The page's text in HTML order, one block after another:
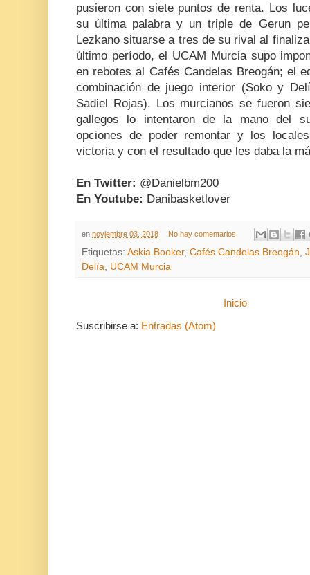
pusieron con siete puntos de renta. Los
su última palabra y un triple de Gerun
Lezkano situarse a tres de su rival al
último período, el UCAM Murcia supo
en rebotes al Cafés Candelas Breogán; el
combinación de juego interior (Soko y
Sadiel Rojas). Los murcianos se fueron
gallegos lo intentaron de la mano del
opciones de poder remontar y los
victoria y con el resultado que les daba la
En Twitter: @Danielbm200
En Youtube: Danibasketlover
en noviembre 03, 2018 No hay comentarios:
Etiquetas: Askia Booker, Cafés Candelas Breogán
Delía
UCAM Murcia
Inicio
Suscribirse a: Entradas (Atom)